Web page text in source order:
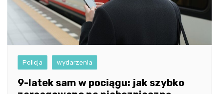
Policja wydarzenia
9-latek sam w pociągu: jak szybko